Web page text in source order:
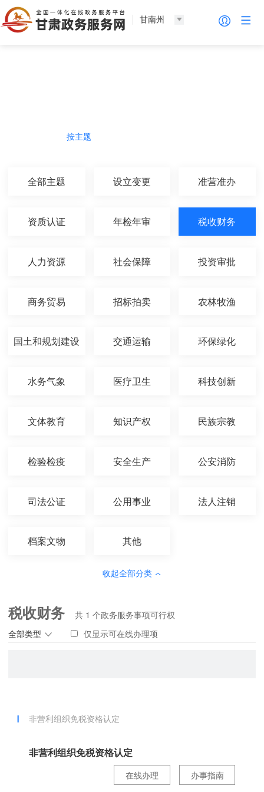
甘南州
按主题
全部主题 设立变更 准营准办
资质认证 年检年审 税收财务
人力资源 社会保障 投资审批
商务贸易 招标拍卖 农林牧渔
国土和规划建设 交通运输 环保绿化
水务气象 医疗卫生 科技创新
文体教育 知识产权 民族宗教
检验检疫 安全生产 公安消防
司法公证 公用事业 法人注销
档案文物 其他
收起全部分类
税收财务
全部类型
共 1 个政务服务事项可行权
仅显示可在线办理项
非营利组织免税资格认定
非营利组织免税资格认定
办事指南
在线办理